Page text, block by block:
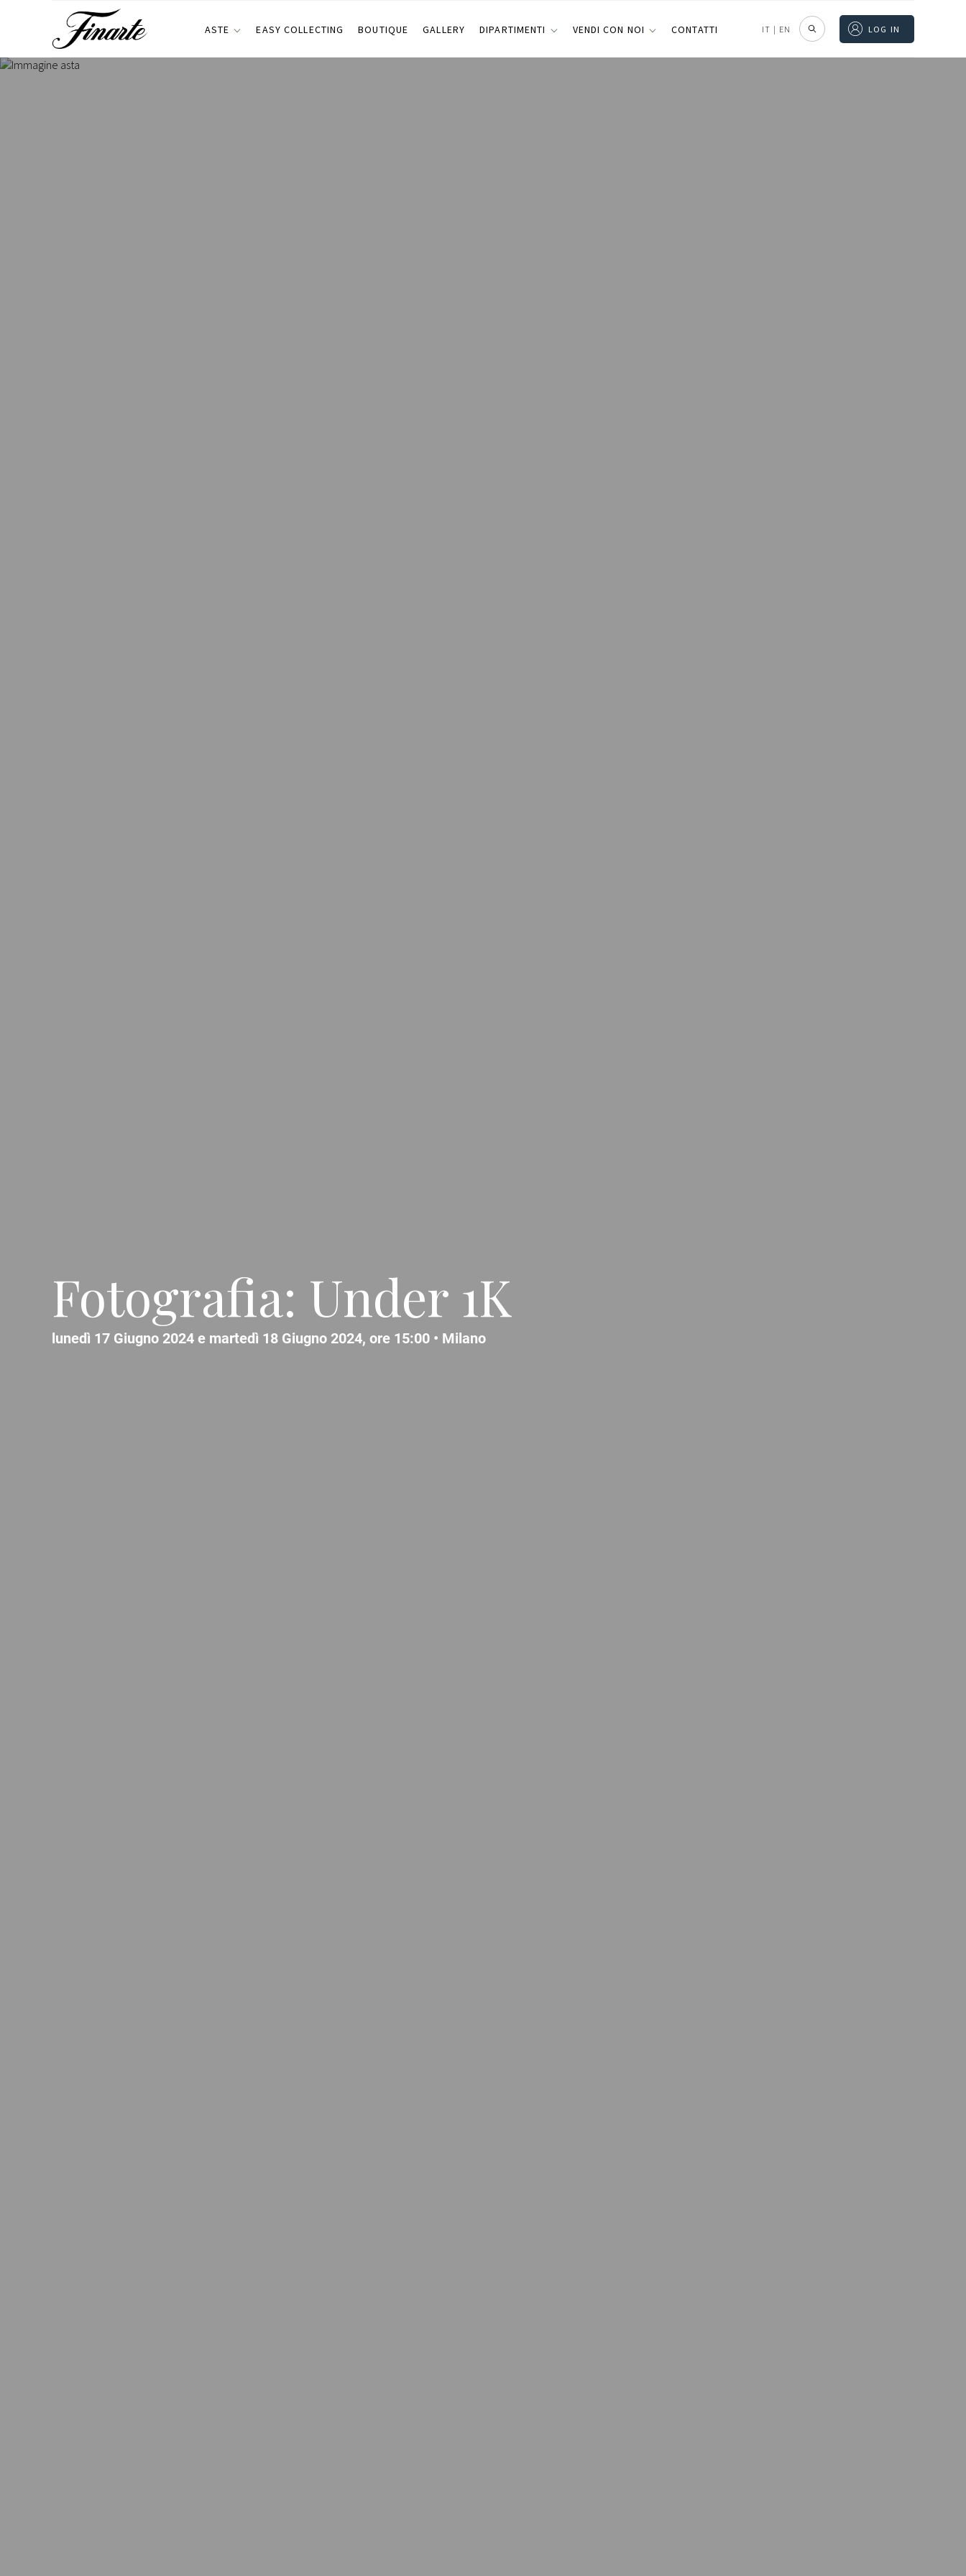
ASTE EASY COLLECTING BOUTIQUE GALLERY DIPARTIMENTI VENDI CON NOI CONTATTI IT | EN LOG IN
Fotografia: Under 1K
lunedì 17 Giugno 2024 e martedì 18 Giugno 2024, ore 15:00 • Milano